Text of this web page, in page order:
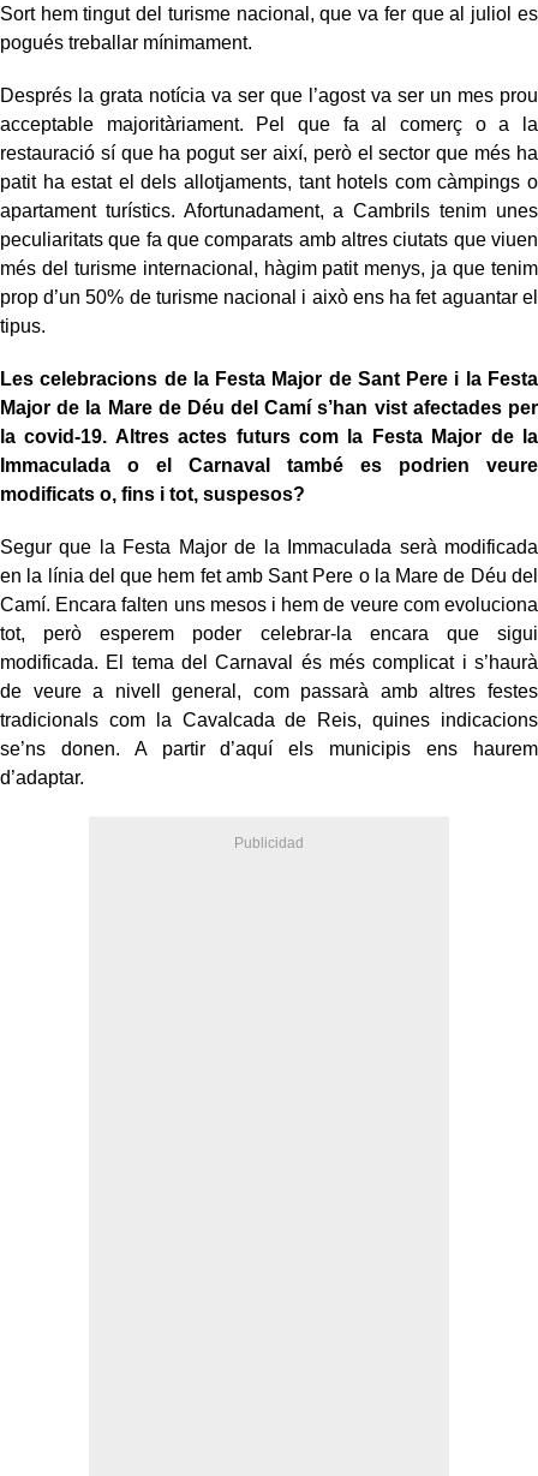
Sort hem tingut del turisme nacional, que va fer que al juliol es
pogués treballar mínimament.
Després la grata notícia va ser que l’agost va ser un mes prou
acceptable majoritàriament. Pel que fa al comerç o a la
restauració sí que ha pogut ser així, però el sector que més ha
patit ha estat el dels allotjaments, tant hotels com càmpings o
apartament turístics. Afortunadament, a Cambrils tenim unes
peculiaritats que fa que comparats amb altres ciutats que viuen
més del turisme internacional, hàgim patit menys, ja que tenim
prop d’un 50% de turisme nacional i això ens ha fet aguantar el
tipus.
Les celebracions de la Festa Major de Sant Pere i la Festa
Major de la Mare de Déu del Camí s’han vist afectades per
la covid-19. Altres actes futurs com la Festa Major de la
Immaculada o el Carnaval també es podrien veure
modificats o, fins i tot, suspesos?
Segur que la Festa Major de la Immaculada serà modificada
en la línia del que hem fet amb Sant Pere o la Mare de Déu del
Camí. Encara falten uns mesos i hem de veure com evoluciona
tot, però esperem poder celebrar-la encara que sigui
modificada. El tema del Carnaval és més complicat i s’haurà
de veure a nivell general, com passarà amb altres festes
tradicionals com la Cavalcada de Reis, quines indicacions
se’ns donen. A partir d’aquí els municipis ens haurem
d’adaptar.